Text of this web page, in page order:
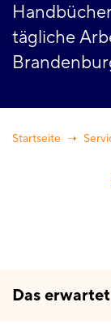
tägliche
Startseite
Das